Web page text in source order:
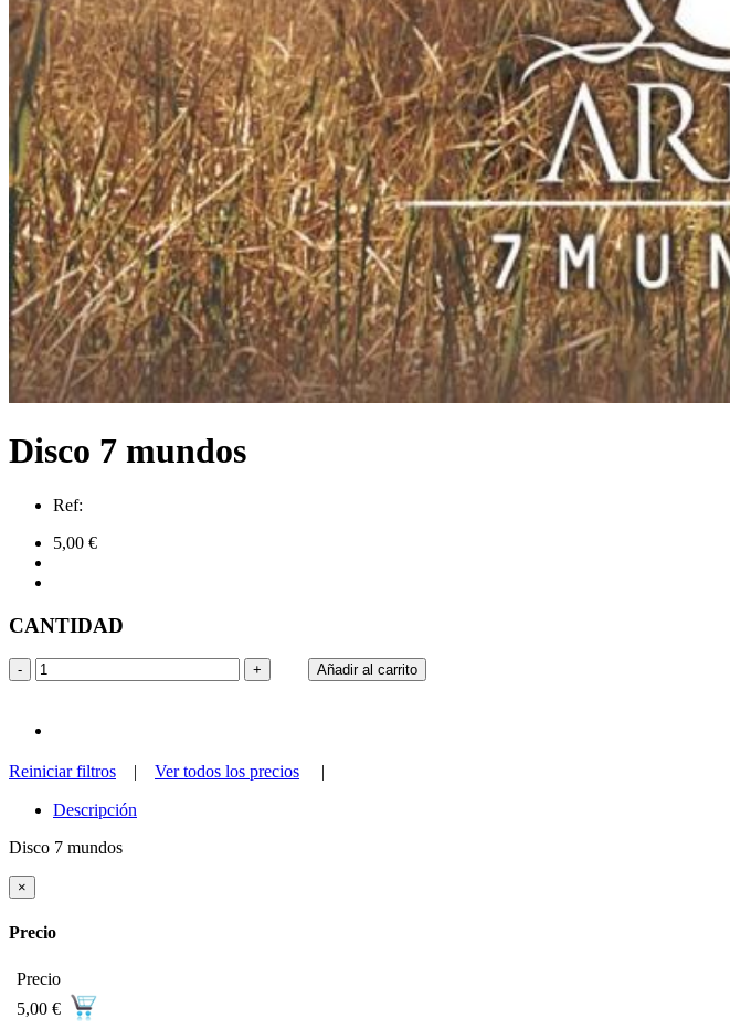
Disco 7 mundos
Ref:
5,00 €
CANTIDAD
- + Añadir al carrito
Reiniciar filtros | Ver todos los precios |
Descripción
Disco 7 mundos
×
Precio
Precio
5,00 €